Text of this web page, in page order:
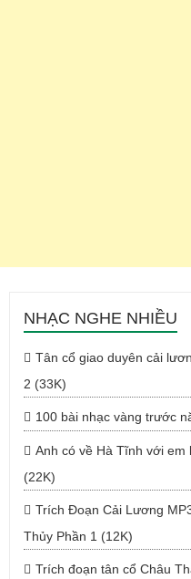
NHẠC NGHE NHIỀU
Tân cổ giao duyên cải
2 (33K)
100 bài nhạc vàng trước
Anh có về Hà Tĩnh với
(22K)
Trích Đoạn Cải Lương
Thủy Phần 1 (12K)
Trích đoạn tân cổ Châu